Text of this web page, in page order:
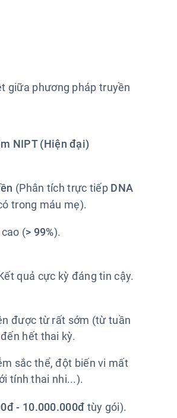
giữa phương pháp truyền
NIPT (Hiện đại)
(Phân tích trực tiếp DNA
trong máu mẹ).
cao (> 99%).
quả cực kỳ đáng tin cậy.
được từ rất sớm (từ tuần
hết thai kỳ.
sắc thể, đột biến vi mất
tính thai nhi...).
- 10.000.000đ tùy gói).